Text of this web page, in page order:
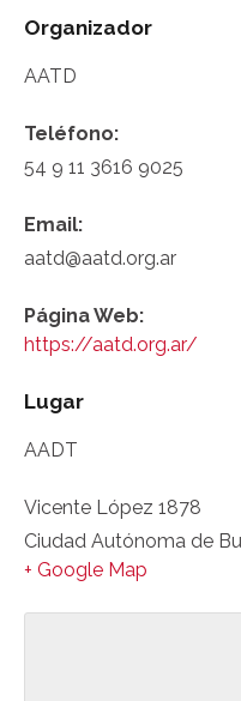
Organizador
AATD
Teléfono:
54 9 11 3616 9025
Email:
aatd@aatd.org.ar
Página Web:
https://aatd.org.ar/
Lugar
AADT
Vicente López 1878
Ciudad Autónoma de
+ Google Map